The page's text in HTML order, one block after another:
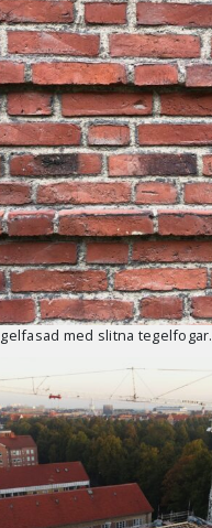
med slitna tegelfogar.